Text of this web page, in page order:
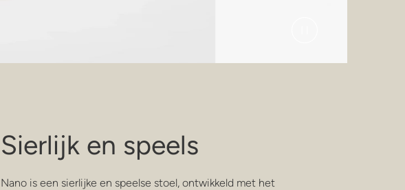
Sierlijk en speels
Nano is een sierlijke en speelse stoel, ontwikkeld met het